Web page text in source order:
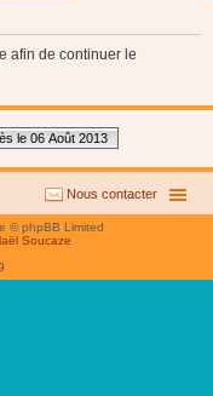
afin de continuer le
le 06 Août 2013
Nous contacter
© phpBB Limited
Soucaze